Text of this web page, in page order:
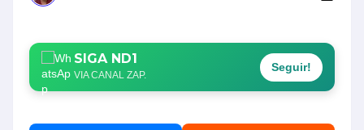
SIGA ND1
VIA CANAL ZAP.
Seguir!